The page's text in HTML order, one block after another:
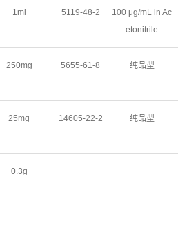
1ml 5119-48-2
100 μg/mL in Ac
etonitrile
250mg 5655-61-8 纯品型
25mg 14605-22-2 纯品型
0.3g